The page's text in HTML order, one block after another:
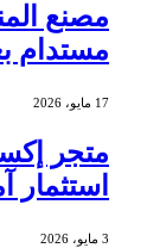
مصنع
مستدام
17 مايو، 2026
متجر
3 مايو، 2026